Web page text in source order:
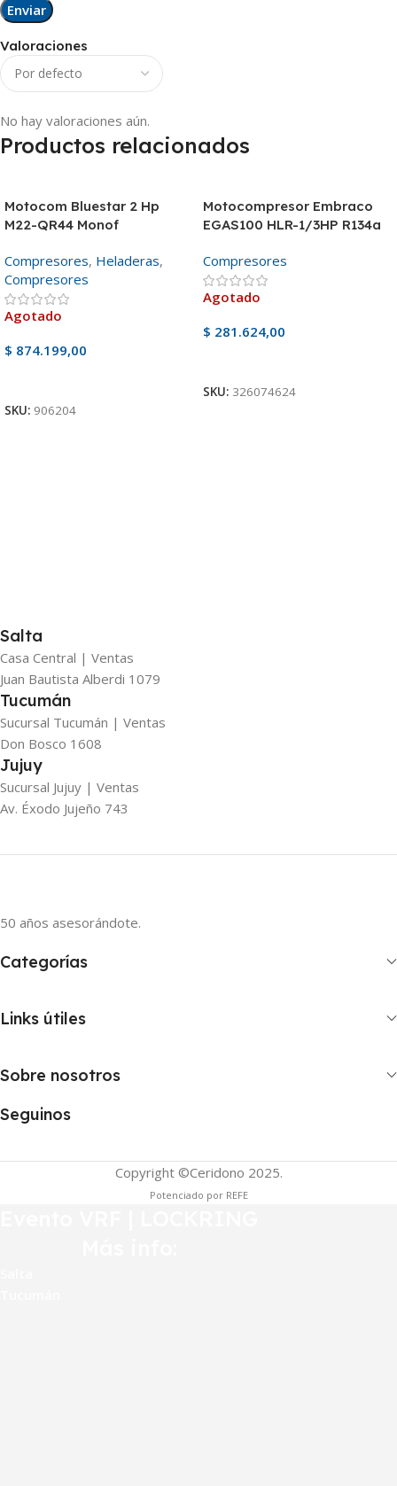
Valoraciones
No hay valoraciones aún.
Productos relacionados
Motocom Bluestar 2 Hp
M22-QR44 Monof
Compresores, Heladeras,
Compresores
Agotado
$ 874.199,00
SKU: 906204
Motocompresor Embraco
EGAS100 HLR-1/3HP R134a
Compresores
Agotado
$ 281.624,00
SKU: 326074624
Salta
Casa Central | Ventas
Juan Bautista Alberdi 1079
Tucumán
Sucursal Tucumán | Ventas
Don Bosco 1608
Jujuy
Sucursal Jujuy | Ventas
Av. Éxodo Jujeño 743
50 años asesorándote.
Categorías
Links útiles
Sobre nosotros
Seguinos
Copyright ©Ceridono 2025.
Potenciado por REFE